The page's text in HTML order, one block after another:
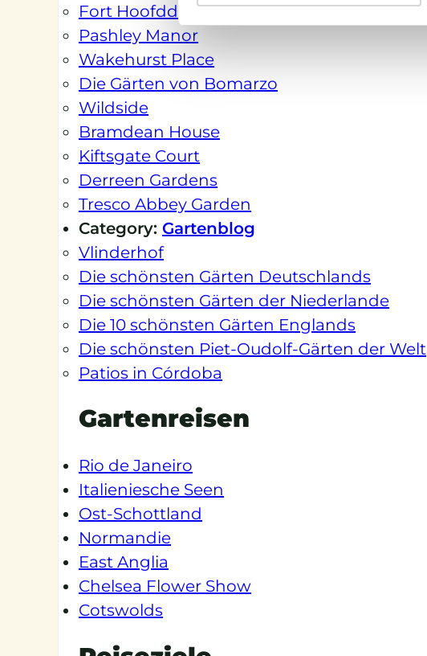
Fort Hoofddijk
Pashley Manor
Wakehurst Place
Die Gärten von Bomarzo
Wildside
Bramdean House
Kiftsgate Court
Derreen Gardens
Tresco Abbey Garden
Category: Gartenblog
Vlinderhof
Die schönsten Gärten Deutschlands
Die schönsten Gärten der Niederlande
Die 10 schönsten Gärten Englands
Die schönsten Piet-Oudolf-Gärten der Welt
Patios in Córdoba
Gartenreisen
Rio de Janeiro
Italieniesche Seen
Ost-Schottland
Normandie
East Anglia
Chelsea Flower Show
Cotswolds